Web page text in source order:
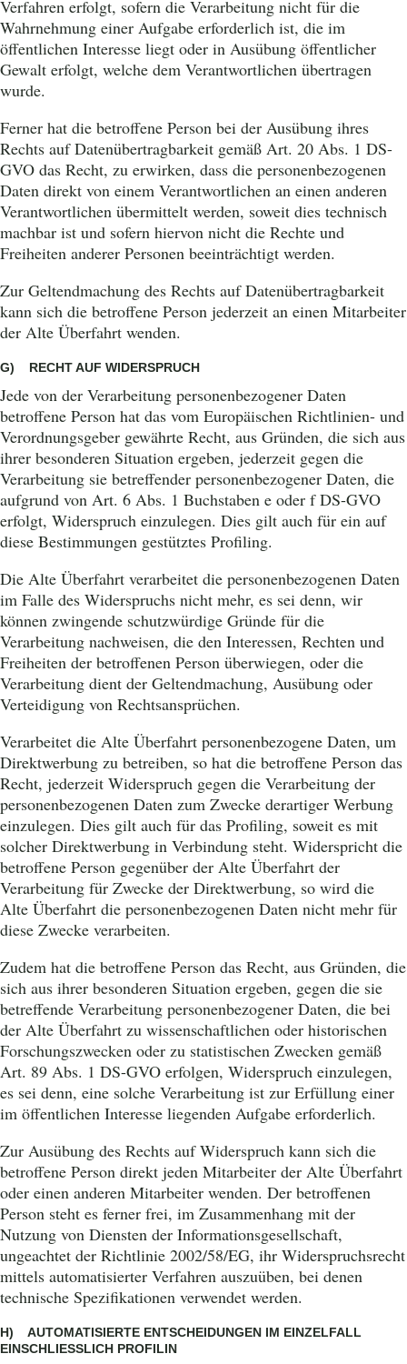
Verfahren erfolgt, sofern die Verarbeitung nicht für die
Wahrnehmung einer Aufgabe erforderlich ist, die im
öffentlichen Interesse liegt oder in Ausübung öffentlicher
Gewalt erfolgt, welche dem Verantwortlichen übertragen
wurde.
Ferner hat die betroffene Person bei der Ausübung ihres
Rechts auf Datenübertragbarkeit gemäß Art. 20 Abs. 1 DS-
GVO das Recht, zu erwirken, dass die personenbezogenen
Daten direkt von einem Verantwortlichen an einen anderen
Verantwortlichen übermittelt werden, soweit dies technisch
machbar ist und sofern hiervon nicht die Rechte und
Freiheiten anderer Personen beeinträchtigt werden.
Zur Geltendmachung des Rechts auf Datenübertragbarkeit
kann sich die betroffene Person jederzeit an einen Mitarbeiter
der Alte Überfahrt wenden.
G) RECHT AUF WIDERSPRUCH
Jede von der Verarbeitung personenbezogener Daten
betroffene Person hat das vom Europäischen Richtlinien- und
Verordnungsgeber gewährte Recht, aus Gründen, die sich aus
ihrer besonderen Situation ergeben, jederzeit gegen die
Verarbeitung sie betreffender personenbezogener Daten, die
aufgrund von Art. 6 Abs. 1 Buchstaben e oder f DS-GVO
erfolgt, Widerspruch einzulegen. Dies gilt auch für ein auf
diese Bestimmungen gestütztes Profiling.
Die Alte Überfahrt verarbeitet die personenbezogenen Daten
im Falle des Widerspruchs nicht mehr, es sei denn, wir
können zwingende schutzwürdige Gründe für die
Verarbeitung nachweisen, die den Interessen, Rechten und
Freiheiten der betroffenen Person überwiegen, oder die
Verarbeitung dient der Geltendmachung, Ausübung oder
Verteidigung von Rechtsansprüchen.
Verarbeitet die Alte Überfahrt personenbezogene Daten, um
Direktwerbung zu betreiben, so hat die betroffene Person das
Recht, jederzeit Widerspruch gegen die Verarbeitung der
personenbezogenen Daten zum Zwecke derartiger Werbung
einzulegen. Dies gilt auch für das Profiling, soweit es mit
solcher Direktwerbung in Verbindung steht. Widerspricht die
betroffene Person gegenüber der Alte Überfahrt der
Verarbeitung für Zwecke der Direktwerbung, so wird die
Alte Überfahrt die personenbezogenen Daten nicht mehr für
diese Zwecke verarbeiten.
Zudem hat die betroffene Person das Recht, aus Gründen, die
sich aus ihrer besonderen Situation ergeben, gegen die sie
betreffende Verarbeitung personenbezogener Daten, die bei
der Alte Überfahrt zu wissenschaftlichen oder historischen
Forschungszwecken oder zu statistischen Zwecken gemäß
Art. 89 Abs. 1 DS-GVO erfolgen, Widerspruch einzulegen,
es sei denn, eine solche Verarbeitung ist zur Erfüllung einer
im öffentlichen Interesse liegenden Aufgabe erforderlich.
Zur Ausübung des Rechts auf Widerspruch kann sich die
betroffene Person direkt jeden Mitarbeiter der Alte Überfahrt
oder einen anderen Mitarbeiter wenden. Der betroffenen
Person steht es ferner frei, im Zusammenhang mit der
Nutzung von Diensten der Informationsgesellschaft,
ungeachtet der Richtlinie 2002/58/EG, ihr Widerspruchsrecht
mittels automatisierter Verfahren auszuüben, bei denen
technische Spezifikationen verwendet werden.
H) AUTOMATISIERTE ENTSCHEIDUNGEN IM EINZELFALL
EINSCHLIESSLICH PROFILIN